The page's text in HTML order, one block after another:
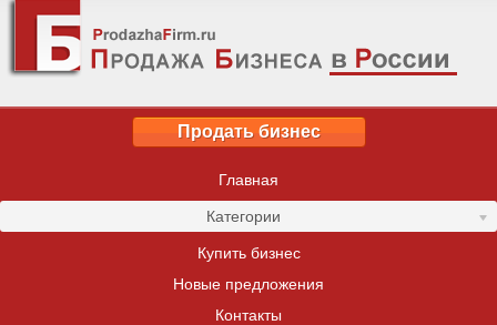
Продать бизнес
Главная
Категории
Купить бизнес
Новые предложения
Контакты